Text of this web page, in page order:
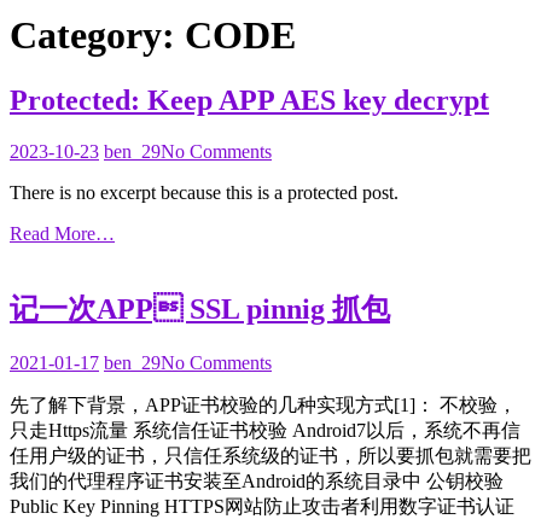
Category: CODE
Protected: Keep APP AES key decrypt
2023-10-232024-
26
ben_29No Comments
There is no excerpt because this is a protected post.
Read More…
记一次APP SSL pinnig 抓包
2021-01-172021-
23
ben_29No Comments
先了解下背景，APP证书校验的几种实现方式[1]： 不校验，
只走Https流量 系统信任证书校验 Android7以后，系统不再信
任用户级的证书，只信任系统级的证书，所以要抓包就需要把
我们的代理程序证书安装至Android的系统目录中 公钥校验
Public Key Pinning HTTPS网站防止攻击者利用数字证书认证